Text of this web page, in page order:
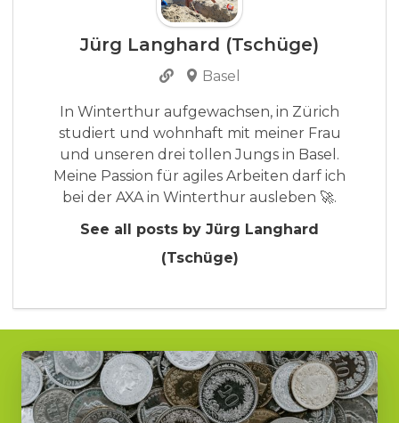
Jürg Langhard (Tschüge)
Basel
In Winterthur aufgewachsen, in Zürich
studiert und wohnhaft mit meiner Frau
und unseren drei tollen Jungs in Basel.
Meine Passion für agiles Arbeiten darf ich
bei der AXA in Winterthur ausleben 🚀.
See all posts by Jürg Langhard
(Tschüge)